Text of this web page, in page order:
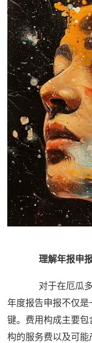
理解年报申
对于在厄瓜多
年度报告申报不仅
键。费用构成主要
构的服务费以及可